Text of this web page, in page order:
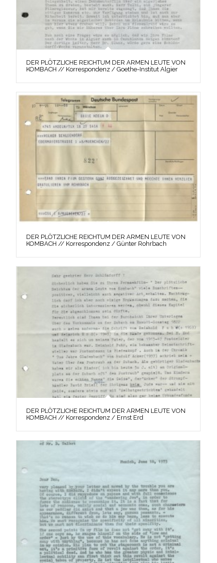
DER PLÖTZLICHE REICHTUM DER ARMEN LEUTE VON
KOMBACH // Korrespondenz / Goethe-Institut Algier
DER PLÖTZLICHE REICHTUM DER ARMEN LEUTE VON
KOMBACH // Korrespondenz / Günter Rohrbach
DER PLÖTZLICHE REICHTUM DER ARMEN LEUTE VON
KOMBACH // Korrespondenz / Ernst Erd